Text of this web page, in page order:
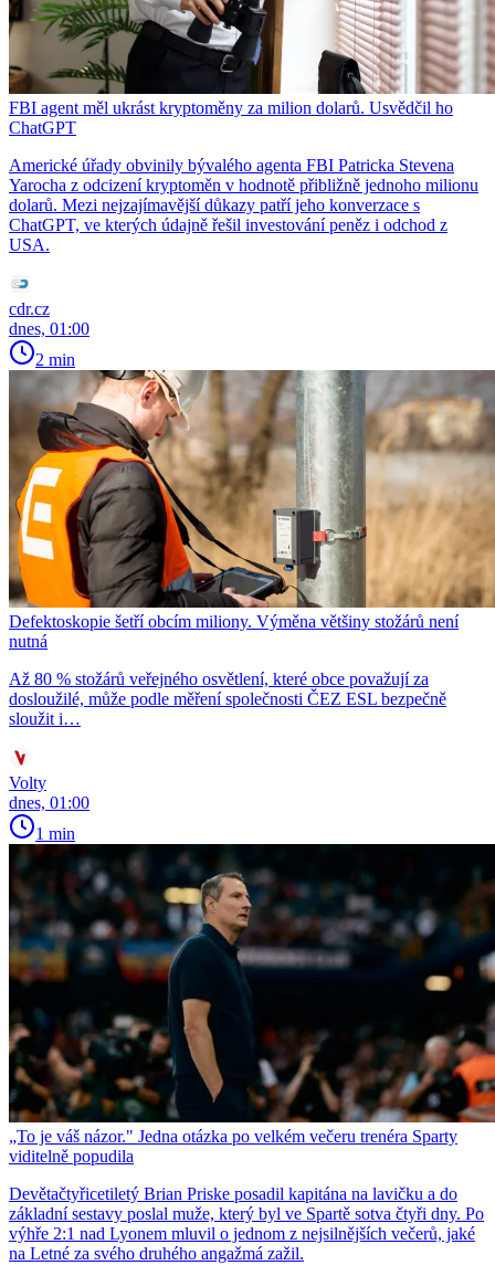
FBI agent měl ukrást kryptoměny za milion dolarů. Usvědčil ho
ChatGPT
Americké úřady obvinily bývalého agenta FBI Patricka Stevena
Yarocha z odcizení kryptoměn v hodnotě přibližně jednoho milionu
dolarů. Mezi nejzajímavější důkazy patří jeho konverzace s
ChatGPT, ve kterých údajně řešil investování peněz i odchod z
USA.
cdr.cz
dnes, 01:00
2 min
Defektoskopie šetří obcím miliony. Výměna většiny stožárů není
nutná
Až 80 % stožárů veřejného osvětlení, které obce považují za
dosloužilé, může podle měření společnosti ČEZ ESL bezpečně
sloužit i…
Volty
dnes, 01:00
1 min
„To je váš názor." Jedna otázka po velkém večeru trenéra Sparty
viditelně popudila
Devětačtyřicetiletý Brian Priske posadil kapitána na lavičku a do
základní sestavy poslal muže, který byl ve Spartě sotva čtyři dny. Po
výhře 2:1 nad Lyonem mluvil o jednom z nejsilnějších večerů, jaké
na Letné za svého druhého angažmá zažil.